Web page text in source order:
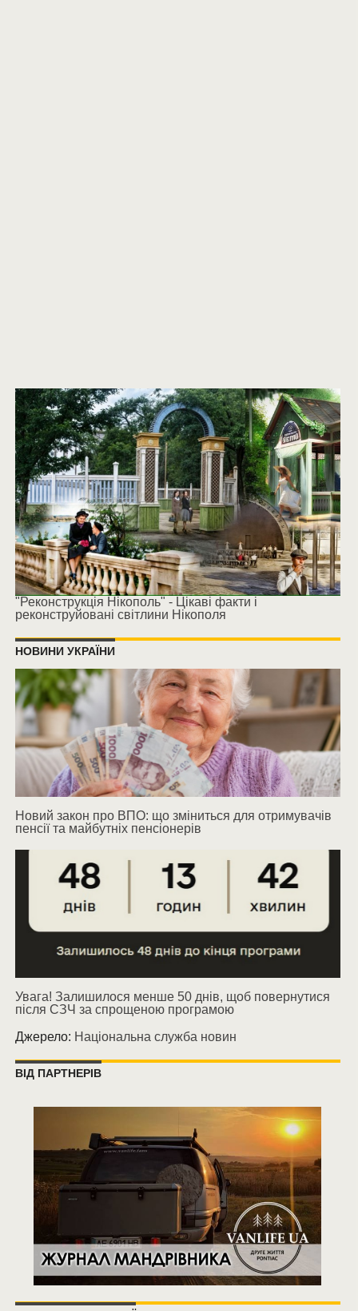
"Реконструкція Нікополь" - Цікаві факти і
реконструйовані світлини Нікополя
НОВИНИ УКРАЇНИ
Новий закон про ВПО: що зміниться для отримувачів
пенсії та майбутніх пенсіонерів
Увага! Залишилося менше 50 днів, щоб повернутися
після СЗЧ за спрощеною програмою
Джерело: Національна служба новин
ВІД ПАРТНЕРІВ